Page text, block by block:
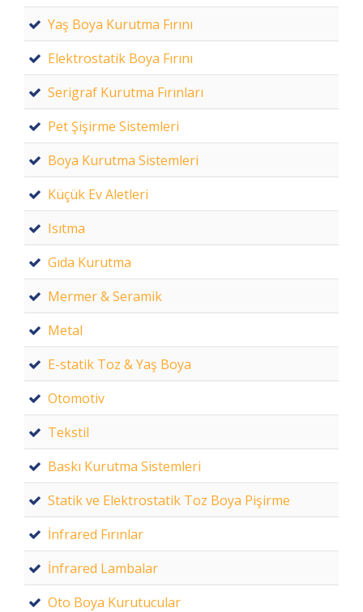
Yaş Boya Kurutma Fırını
Elektrostatik Boya Fırını
Serigraf Kurutma Fırınları
Pet Şişirme Sistemleri
Boya Kurutma Sistemleri
Küçük Ev Aletleri
Isıtma
Gıda Kurutma
Mermer & Seramik
Metal
E-statik Toz & Yaş Boya
Otomotiv
Tekstil
Baskı Kurutma Sistemleri
Statik ve Elektrostatik Toz Boya Pişirme
İnfrared Fırınlar
İnfrared Lambalar
Oto Boya Kurutucular